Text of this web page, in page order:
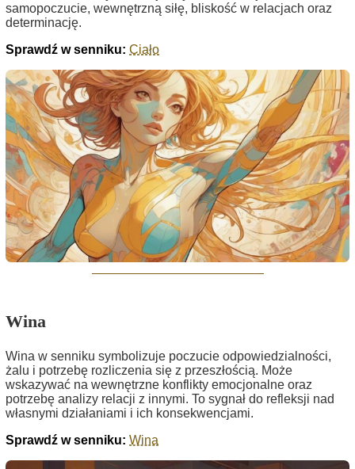
samopoczucie, wewnętrzną siłę, bliskość w relacjach oraz
determinację.
Sprawdź w senniku: Ciało
Wina
Wina w senniku symbolizuje poczucie odpowiedzialności,
żalu i potrzebę rozliczenia się z przeszłością. Może
wskazywać na wewnętrzne konflikty emocjonalne oraz
potrzebę analizy relacji z innymi. To sygnał do refleksji nad
własnymi działaniami i ich konsekwencjami.
Sprawdź w senniku: Wina